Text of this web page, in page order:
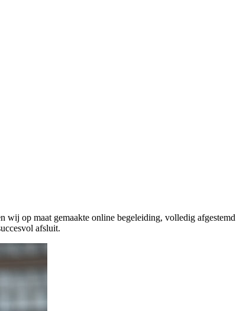
op maat gemaakte online begeleiding, volledig afgestemd
afsluit.